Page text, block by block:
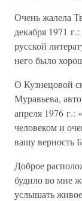
Очень жалела
декабря 1971
русской
него было
О Кузнецовой
Муравьева,
апреля 1976 г.:
человеком и
вашу верность
Доброе
будило во мне
услышать